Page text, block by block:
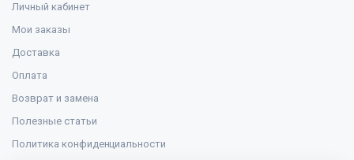
Личный кабинет
Мои заказы
Доставка
Оплата
Возврат и замена
Полезные статьи
Политика конфиденциальности